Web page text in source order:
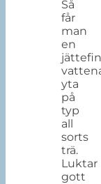
Så
får
man
en
yta
på
typ
all
sorts
trä.
Luktar
gott